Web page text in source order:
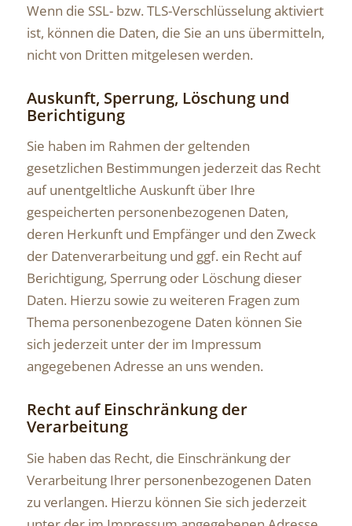
Wenn die SSL- bzw. TLS-Verschlüsselung aktiviert
ist, können die Daten, die Sie an uns übermitteln,
nicht von Dritten mitgelesen werden.
Auskunft, Sperrung, Löschung und
Berichtigung
Sie haben im Rahmen der geltenden
gesetzlichen Bestimmungen jederzeit das Recht
auf unentgeltliche Auskunft über Ihre
gespeicherten personenbezogenen Daten,
deren Herkunft und Empfänger und den Zweck
der Datenverarbeitung und ggf. ein Recht auf
Berichtigung, Sperrung oder Löschung dieser
Daten. Hierzu sowie zu weiteren Fragen zum
Thema personenbezogene Daten können Sie
sich jederzeit unter der im Impressum
angegebenen Adresse an uns wenden.
Recht auf Einschränkung der
Verarbeitung
Sie haben das Recht, die Einschränkung der
Verarbeitung Ihrer personenbezogenen Daten
zu verlangen. Hierzu können Sie sich jederzeit